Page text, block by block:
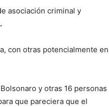
asociación criminal y
con otras potencialmente en
y otras 16 personas
que pareciera que el